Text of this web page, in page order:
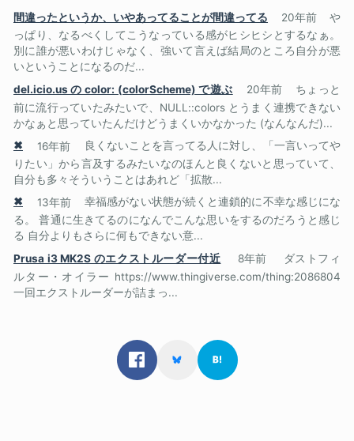
間違ったというか、いやあってることが間違ってる 20年前
や
っぱり、なるべくしてこうなっている感がヒシヒシとするなぁ。
別に誰が悪いわけじゃなく、強いて言えば結局のところ自分が悪
いということになるのだ...
del.icio.us の color: (colorScheme) で遊ぶ
20年前
ちょっと
前に流行っていたみたいで、NULL::colors とうまく連携できない
かなぁと思っていたんだけどうまくいかなかった (なんなんだ)...
✖
16年前
良くないことを言ってる人に対し、「一言いってや
りたい」から言及するみたいなのほんと良くないと思っていて、
自分も多々そういうことはあれど「拡散...
✖
13年前
幸福感がない状態が続くと連鎖的に不幸な感じにな
る。 普通に生きてるのになんでこんな思いをするのだろうと感じ
る 自分よりもさらに何もできない意...
Prusa i3 MK2S のエクストルーダー付近
8年前
ダストフィ
ルター・オイラー https://www.thingiverse.com/thing:2086804
一回エクストルーダーが詰まっ...